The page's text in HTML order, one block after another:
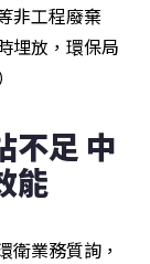
非工程廢棄
埋放，環保局
不足 中
能
衛業務質詢，